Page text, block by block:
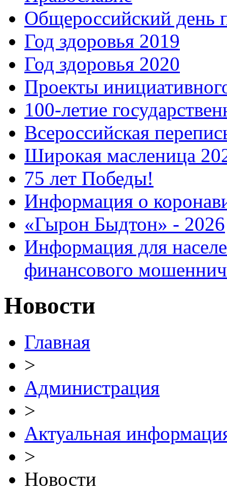
Общероссийский день
Год здоровья 2019
Год здоровья 2020
Проекты
100-летие
Всероссийская
Широкая масленица
75 лет Победы!
Информация о
«Гырон Быдтон» - 2026
Информация для
финансового
Новости
Главная
>
Администрация
>
Актуальная
>
Новости